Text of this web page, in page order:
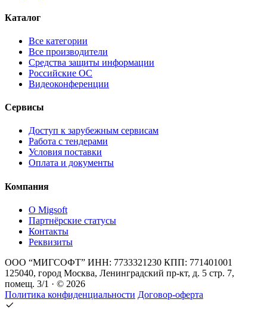
Каталог
Все категории
Все производители
Средства защиты информации
Российские ОС
Видеоконференции
Сервисы
Доступ к зарубежным сервисам
Работа с тендерами
Условия поставки
Оплата и документы
Компания
О Migsoft
Партнёрские статусы
Контакты
Реквизиты
ООО “МИГСОФТ” ИНН: 7733321230 КПП: 771401001
125040, город Москва, Ленинградский пр-кт, д. 5 стр. 7,
помещ. 3/1 · © 2026
Политика конфиденциальности Договор-оферта